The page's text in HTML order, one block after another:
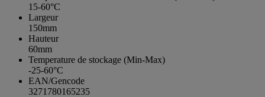
15-60°C
Largeur
150mm
Hauteur
60mm
Temperature de stockage (Min-Max)
-25-60°C
EAN/Gencode
3271780165235